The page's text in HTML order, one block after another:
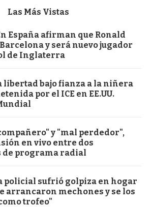
Las Más Vistas
España afirman que Ronald
y será nuevo jugador
de Inglaterra
libertad bajo fianza a la niñera
por el ICE en EE.UU.
y "mal perdedor",
en vivo entre dos
programa radial
policial sufrió golpiza en hogar
arrancaron mechones y se los
trofeo"